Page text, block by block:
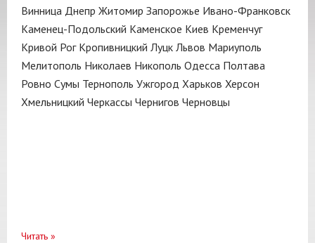
Винница Днепр Житомир Запорожье Ивано-Франковск
Каменец-Подольский Каменское Киев Кременчуг
Кривой Рог Кропивницкий Луцк Львов Мариуполь
Мелитополь Николаев Никополь Одесса Полтава
Ровно Сумы Тернополь Ужгород Харьков Херсон
Хмельницкий Черкассы Чернигов Черновцы
Читать »